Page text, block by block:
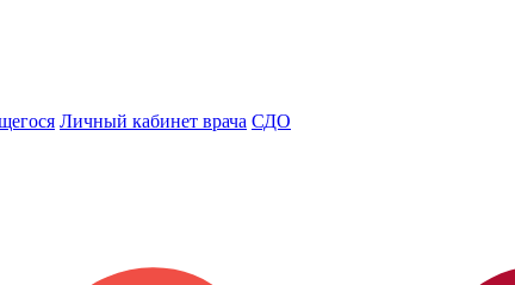
Личный кабинет врача СДО